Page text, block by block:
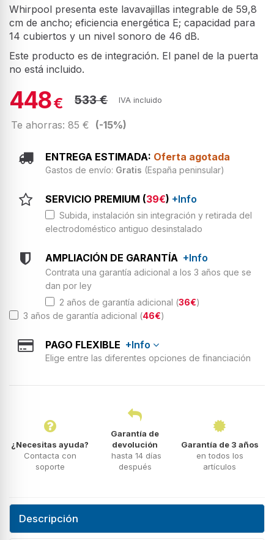
Whirpool presenta este lavavajillas integrable de 59,8
cm de ancho; eficiencia energética E; capacidad para
14 cubiertos y un nivel sonoro de 46 dB.
Este producto es de integración. El panel de la puerta
no está incluido.
448€ 533 € IVA incluido
Te ahorras: 85 € (-15%)
ENTREGA ESTIMADA: Oferta agotada
Gastos de envío: Gratis (España peninsular)
SERVICIO PREMIUM (39€) +Info
Subida, instalación sin integración y retirada del
electrodoméstico antiguo desinstalado
AMPLIACIÓN DE GARANTÍA +Info
Contrata una garantía adicional a los 3 años que se
dan por ley
2 años de garantía adicional (36€)
3 años de garantía adicional (46€)
PAGO FLEXIBLE +Info
Elige entre las diferentes opciones de financiación
¿Necesitas ayuda?
Contacta con
soporte
Garantía de
devolución
hasta 14 días
después
Garantía de 3 años
en todos los
artículos
Descripción